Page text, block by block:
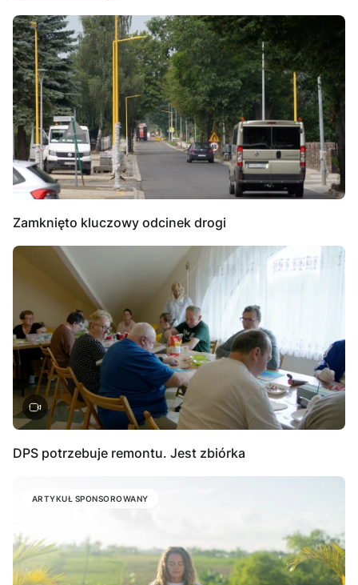
Zamknięto kluczowy odcinek drogi
DPS potrzebuje remontu. Jest zbiórka
ARTYKUŁ SPONSOROWANY